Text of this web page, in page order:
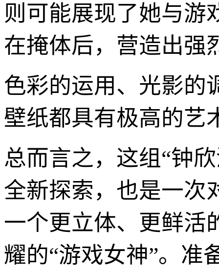
则可能展现了她与游
在掩体后，营造出强
色彩的运用、光影的
壁纸都具有极高的艺
总而言之，这组“钟
全新探索，也是一次
一个更立体、更鲜活
耀的“游戏女神”。准